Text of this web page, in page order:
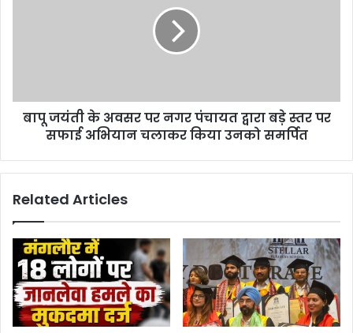
बापू जयंती के अवसर पर नगर पंचायत द्वारा बड़े स्तर पर
सफाई अभियान चलाकर किया उनको समर्पित
Related Articles